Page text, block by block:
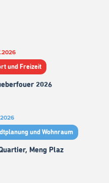
und Freizeit
2026
und Wohnraum
Meng Plaz